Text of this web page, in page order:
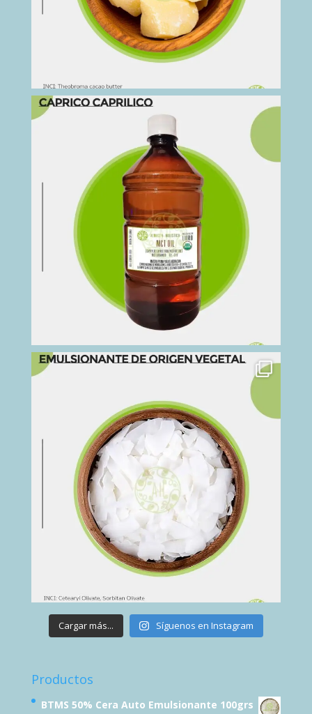
Cargar más... Síguenos en Instagram
Productos
BTMS 50% Cera Auto Emulsionante 100grs